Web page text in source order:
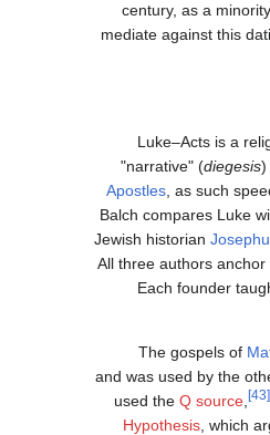
century, as a
mediate against this
Luke–Acts is a
"narrative" (diegesis)
Apostles , as such
Balch compares Luke
Jewish historian
All three authors
Each founder
The gospels of
used the Q source [43]
Hypothesis , which